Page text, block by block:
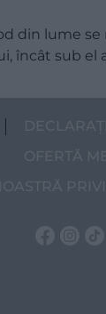
din lume
încât sub el